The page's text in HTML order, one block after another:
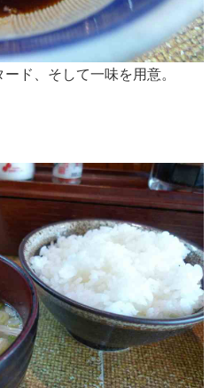
ド、そして一味を用意。